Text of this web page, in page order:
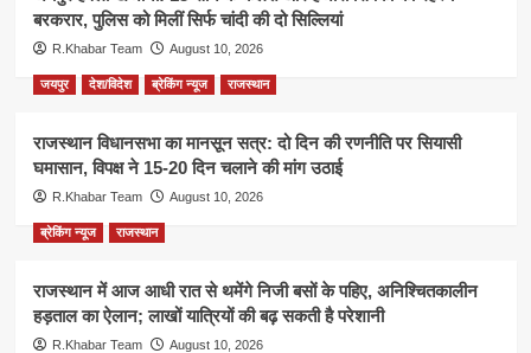
बरकरार, पुलिस को मिलीं सिर्फ चांदी की दो सिल्लियां
R.Khabar Team August 10, 2026
जयपुर देश/विदेश ब्रेकिंग न्यूज राजस्थान
राजस्थान विधानसभा का मानसून सत्र: दो दिन की रणनीति पर सियासी
घमासान, विपक्ष ने 15-20 दिन चलाने की मांग उठाई
R.Khabar Team August 10, 2026
ब्रेकिंग न्यूज राजस्थान
राजस्थान में आज आधी रात से थमेंगे निजी बसों के पहिए, अनिश्चितकालीन
हड़ताल का ऐलान; लाखों यात्रियों की बढ़ सकती है परेशानी
R.Khabar Team August 10, 2026